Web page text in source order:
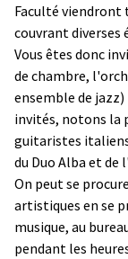
Faculté viendront
couvrant diverses
Vous êtes donc
de chambre,
ensemble de
invités, notons la
guitaristes
du Duo Alba et
On peut se
artistiques en se
musique, au
pendant les